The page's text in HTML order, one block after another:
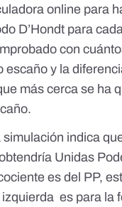
online para
D’Hondt para
con
escaño y la
más cerca se ha
indica
Unidas
es del PP,
izquierda es para la